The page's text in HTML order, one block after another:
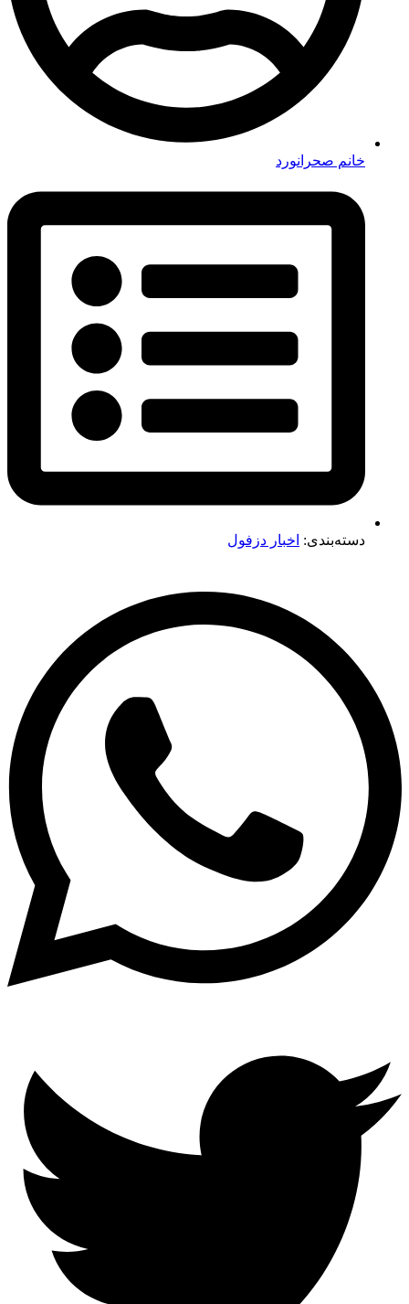
خانم صحرانورد
دسته‌بندی: اخبار دزفول